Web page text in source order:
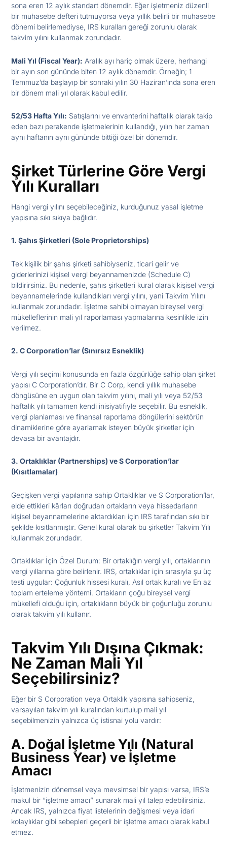
sona eren 12 aylık standart dönemdir. Eğer işletmeniz düzenli
bir muhasebe defteri tutmuyorsa veya yıllık belirli bir muhasebe
dönemi belirlemediyse, IRS kuralları gereği zorunlu olarak
takvim yılını kullanmak zorundadır.
Mali Yıl (Fiscal Year): Aralık ayı hariç olmak üzere, herhangi
bir ayın son gününde biten 12 aylık dönemdir. Örneğin; 1
Temmuz’da başlayıp bir sonraki yılın 30 Haziran’ında sona eren
bir dönem mali yıl olarak kabul edilir.
52/53 Hafta Yılı: Satışlarını ve envanterini haftalık olarak takip
eden bazı perakende işletmelerinin kullandığı, yılın her zaman
aynı haftanın aynı gününde bittiği özel bir dönemdir.
Şirket Türlerine Göre Vergi
Yılı Kuralları
Hangi vergi yılını seçebileceğiniz, kurduğunuz yasal işletme
yapısına sıkı sıkıya bağlıdır.
1. Şahıs Şirketleri (Sole Proprietorships)
Tek kişilik bir şahıs şirketi sahibiyseniz, ticari gelir ve
giderlerinizi kişisel vergi beyannamenizde (Schedule C)
bildirirsiniz. Bu nedenle, şahıs şirketleri kural olarak kişisel vergi
beyannamelerinde kullandıkları vergi yılını, yani Takvim Yılını
kullanmak zorundadır. İşletme sahibi olmayan bireysel vergi
mükelleflerinin mali yıl raporlaması yapmalarına kesinlikle izin
verilmez.
2. C Corporation’lar (Sınırsız Esneklik)
Vergi yılı seçimi konusunda en fazla özgürlüğe sahip olan şirket
yapısı C Corporation’dır. Bir C Corp, kendi yıllık muhasebe
döngüsüne en uygun olan takvim yılını, mali yılı veya 52/53
haftalık yılı tamamen kendi inisiyatifiyle seçebilir. Bu esneklik,
vergi planlaması ve finansal raporlama döngülerini sektörün
dinamiklerine göre ayarlamak isteyen büyük şirketler için
devasa bir avantajdır.
3. Ortaklıklar (Partnerships) ve S Corporation’lar
(Kısıtlamalar)
Geçişken vergi yapılarına sahip Ortaklıklar ve S Corporation’lar,
elde ettikleri kârları doğrudan ortakların veya hissedarların
kişisel beyannamelerine aktardıkları için IRS tarafından sıkı bir
şekilde kısıtlanmıştır. Genel kural olarak bu şirketler Takvim Yılı
kullanmak zorundadır.
Ortaklıklar İçin Özel Durum: Bir ortaklığın vergi yılı, ortaklarının
vergi yıllarına göre belirlenir. IRS, ortaklıklar için sırasıyla şu üç
testi uygular: Çoğunluk hissesi kuralı, Asıl ortak kuralı ve En az
toplam erteleme yöntemi. Ortakların çoğu bireysel vergi
mükellefi olduğu için, ortaklıkların büyük bir çoğunluğu zorunlu
olarak takvim yılı kullanır.
Takvim Yılı Dışına Çıkmak:
Ne Zaman Mali Yıl
Seçebilirsiniz?
Eğer bir S Corporation veya Ortaklık yapısına sahipseniz,
varsayılan takvim yılı kuralından kurtulup mali yıl
seçebilmenizin yalnızca üç istisnai yolu vardır:
A. Doğal İşletme Yılı (Natural
Business Year) ve İşletme
Amacı
İşletmenizin dönemsel veya mevsimsel bir yapısı varsa, IRS’e
makul bir “işletme amacı” sunarak mali yıl talep edebilirsiniz.
Ancak IRS, yalnızca fiyat listelerinin değişmesi veya idari
kolaylıklar gibi sebepleri geçerli bir işletme amacı olarak kabul
etmez.